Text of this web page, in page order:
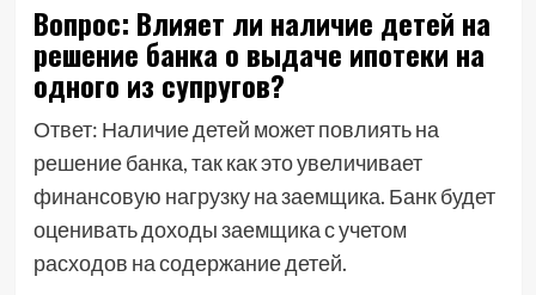
Вопрос: Влияет ли наличие детей на
решение банка о выдаче ипотеки на
одного из супругов?
Ответ: Наличие детей может повлиять на
решение банка, так как это увеличивает
финансовую нагрузку на заемщика. Банк будет
оценивать доходы заемщика с учетом
расходов на содержание детей.